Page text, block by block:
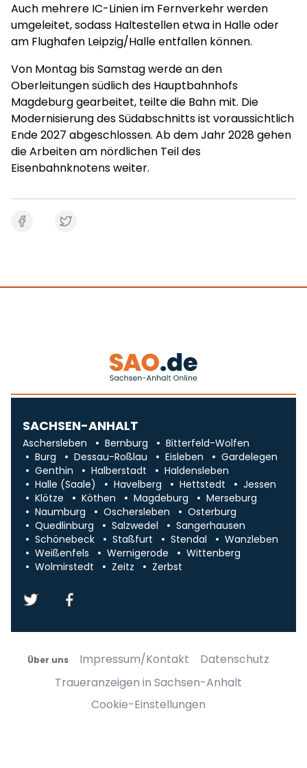
Auch mehrere IC-Linien im Fernverkehr werden
umgeleitet, sodass Haltestellen etwa in Halle oder
am Flughafen Leipzig/Halle entfallen können.
Von Montag bis Samstag werde an den
Oberleitungen südlich des Hauptbahnhofs
Magdeburg gearbeitet, teilte die Bahn mit. Die
Modernisierung des Südabschnitts ist voraussichtlich
Ende 2027 abgeschlossen. Ab dem Jahr 2028 gehen
die Arbeiten am nördlichen Teil des
Eisenbahnknotens weiter.
SACHSEN-ANHALT
Aschersleben Bernburg
Bitterfeld-Wolfen
Burg
Dessau-Roßlau Eisleben
Gardelegen
Genthin
Halberstadt
Haldensleben
Halle (Saale)
Havelberg Hettstedt
Jessen
Klötze
Köthen Magdeburg
Merseburg
Naumburg
Oschersleben
Osterburg
Quedlinburg
Salzwedel
Sangerhausen
Schönebeck
Staßfurt Stendal
Wanzleben
Weißenfels
Wernigerode
Wittenberg
Wolmirstedt
Zeitz Zerbst
Über uns Impressum/Kontakt
Datenschutz
Traueranzeigen in Sachsen-Anhalt
Cookie-Einstellungen